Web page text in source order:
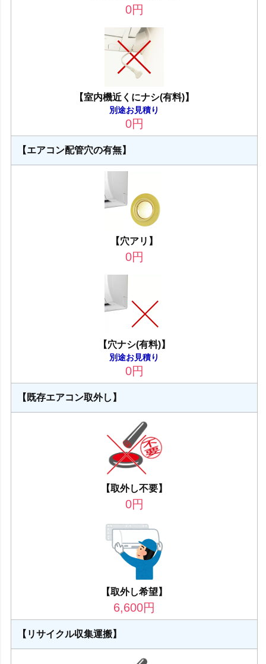
0円
【室内機近くにナシ(有料)】
別途お見積り
0円
【エアコン配管穴の有無】
【穴アリ】
0円
【穴ナシ(有料)】
別途お見積り
0円
【既存エアコン取外し】
【取外し不要】
0円
【取外し希望】
6,600円
【リサイクル収集運搬】